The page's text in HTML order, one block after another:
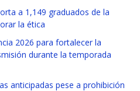
a 1,149 graduados de la
la ética
2026 para fortalecer la
durante la temporada
anticipadas pese a prohibición